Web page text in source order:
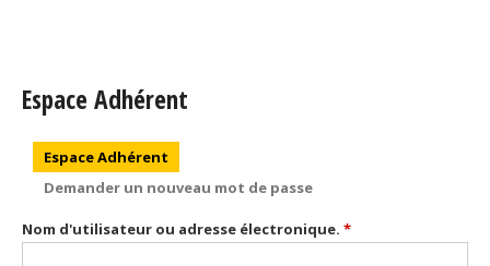
Espace Adhérent
Onglets principaux
Espace Adhérent
Demander un nouveau mot de passe
Nom d'utilisateur ou adresse électronique. *